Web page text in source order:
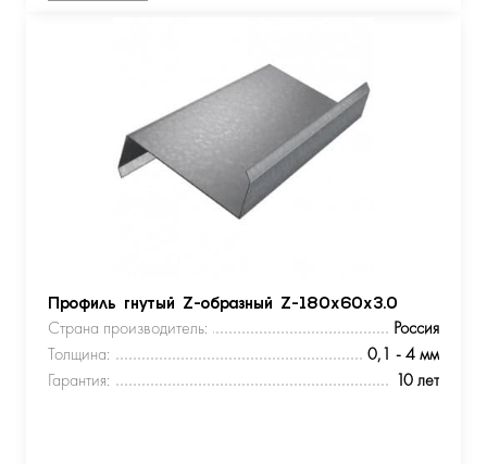
Профиль гнутый Z-образный Z-180х60х3.0
Страна производитель:
Россия
Толщина:
0,1 - 4 мм
Гарантия:
10 лет